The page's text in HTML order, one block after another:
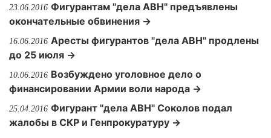
23.06.2016 Фигурантам "дела АВН" предъявлены
окончательные обвинения →
16.06.2016 Аресты фигурантов "дела АВН" продлены
до 25 июля →
10.06.2016 Возбуждено уголовное дело о
финансировании Армии воли народа →
25.04.2016 Фигурант "дела АВН" Соколов подал
жалобы в СКР и Генпрокуратуру →